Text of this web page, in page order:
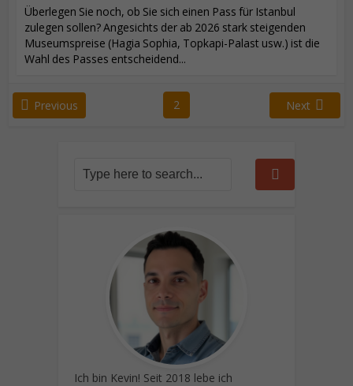
Überlegen Sie noch, ob Sie sich einen Pass für Istanbul
zulegen sollen? Angesichts der ab 2026 stark steigenden
Museumspreise (Hagia Sophia, Topkapi-Palast usw.) ist die
Wahl des Passes entscheidend...
Previous 2 Next
Ich bin Kevin! Seit 2018 lebe ich